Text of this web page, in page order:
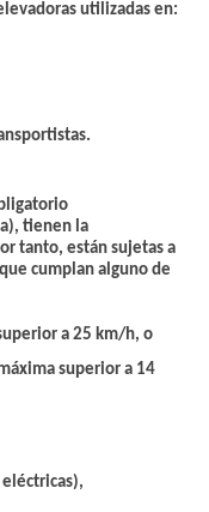
utilizadas en:
, tienen la
tanto, están sujetas a
cumplan alguno de
a 25 km/h, o
superior a 14